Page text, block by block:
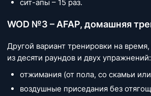
сит-апы – 15 раз.
WOD №3 – AFAP, домашняя
Другой вариант тренировки на
из десяти раундов и двух упражнений:
отжимания (от пола, со скамьи
воздушные приседания без